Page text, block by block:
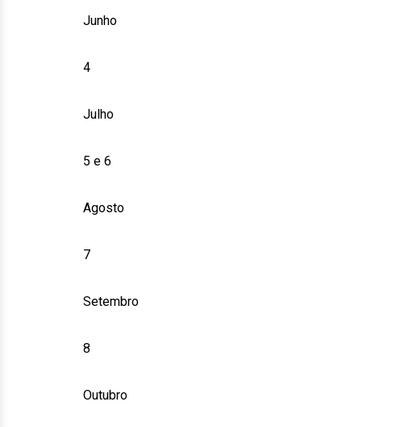
Junho
4
Julho
5 e 6
Agosto
7
Setembro
8
Outubro